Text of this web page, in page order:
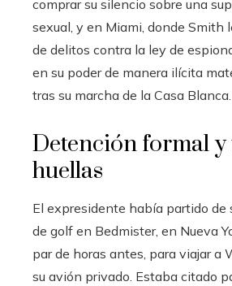
comprar su silencio sobre una
sexual, y en Miami, donde Smith
de delitos contra la ley de
en su poder de manera ilícita
tras su marcha de la Casa Blanca.
Detención formal y
huellas
El expresidente había partido de
de golf en Bedmister, en Nueva
par de horas antes, para viajar a
su avión privado. Estaba citado